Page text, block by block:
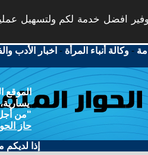
افضل خدمة لكم ولتسهيل
-وكالة أنباء المرأة - اخبار الأدب
الموقع
"من أجل
حاز
إذا